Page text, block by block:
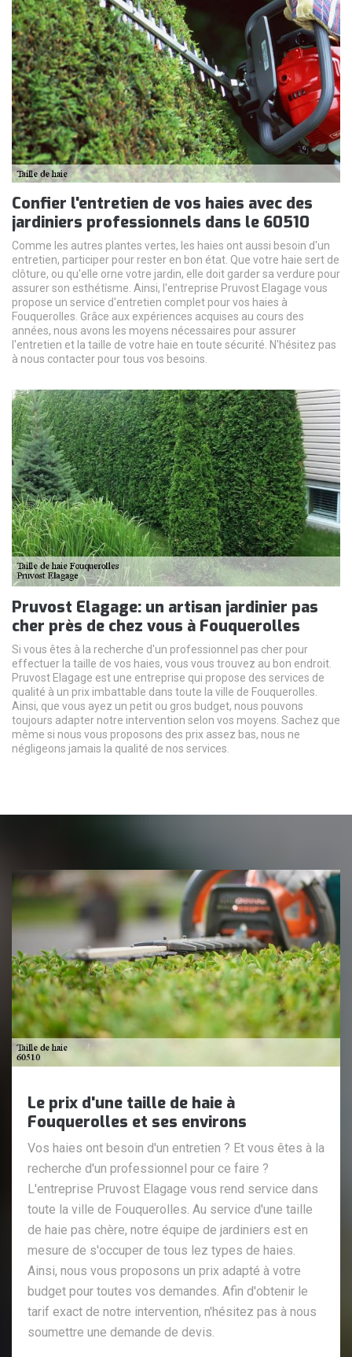
Confier l'entretien de vos haies avec des
jardiniers professionnels dans le 60510
Comme les autres plantes vertes, les haies ont aussi besoin d'un
entretien, participer pour rester en bon état. Que votre haie sert de
clôture, ou qu'elle orne votre jardin, elle doit garder sa verdure pour
assurer son esthétisme. Ainsi, l'entreprise Pruvost Elagage vous
propose un service d'entretien complet pour vos haies à
Fouquerolles. Grâce aux expériences acquises au cours des
années, nous avons les moyens nécessaires pour assurer
l'entretien et la taille de votre haie en toute sécurité. N'hésitez pas
à nous contacter pour tous vos besoins.
Pruvost Elagage: un artisan jardinier pas
cher près de chez vous à Fouquerolles
Si vous êtes à la recherche d'un professionnel pas cher pour
effectuer la taille de vos haies, vous vous trouvez au bon endroit.
Pruvost Elagage est une entreprise qui propose des services de
qualité à un prix imbattable dans toute la ville de Fouquerolles.
Ainsi, que vous ayez un petit ou gros budget, nous pouvons
toujours adapter notre intervention selon vos moyens. Sachez que
même si nous vous proposons des prix assez bas, nous ne
négligeons jamais la qualité de nos services.
Le prix d'une taille de haie à
Fouquerolles et ses environs
Vos haies ont besoin d'un entretien ? Et vous êtes à la
recherche d'un professionnel pour ce faire ?
L'entreprise Pruvost Elagage vous rend service dans
toute la ville de Fouquerolles. Au service d'une taille
de haie pas chère, notre équipe de jardiniers est en
mesure de s'occuper de tous lez types de haies.
Ainsi, nous vous proposons un prix adapté à votre
budget pour toutes vos demandes. Afin d'obtenir le
tarif exact de notre intervention, n'hésitez pas à nous
soumettre une demande de devis.